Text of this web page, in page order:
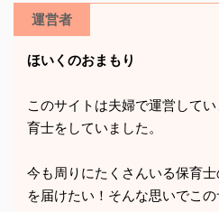
運営者
ほいくのおまもり
このサイトは夫婦で運営して
育士をしていました。
今も周りにたくさんいる保育
を届けたい！そんな思いでこ